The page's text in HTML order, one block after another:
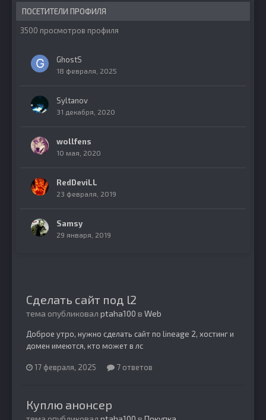
ПОСЕТИТЕЛИ ПРОФИЛЯ
3500 просмотров профиля
GhostS
18 февраля, 2025
Syltanov
31 декабря, 2020
wollfens
10 мая, 2020
RedDeviLL
23 февраля, 2019
Samsy
29 января, 2019
Сделать сайт под l2
тема опубликовал ptaha100 в Web
Доброе утро, нужно сделать сайт по lineage 2, хостинг и
домен имеются, кто может в лс
17 февраля, 2025 7 ответов
Куплю анонсер